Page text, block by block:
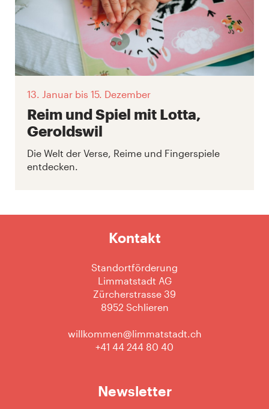
13. Januar bis 15. Dezember
Reim und Spiel mit Lotta,
Geroldswil
Die Welt der Verse, Reime und Fingerspiele
entdecken.
Kontakt
Standortförderung
Limmatstadt AG
Zürcherstrasse 39
8952 Schlieren
willkommen@limmatstadt.ch
+41 44 244 80 40
Newsletter